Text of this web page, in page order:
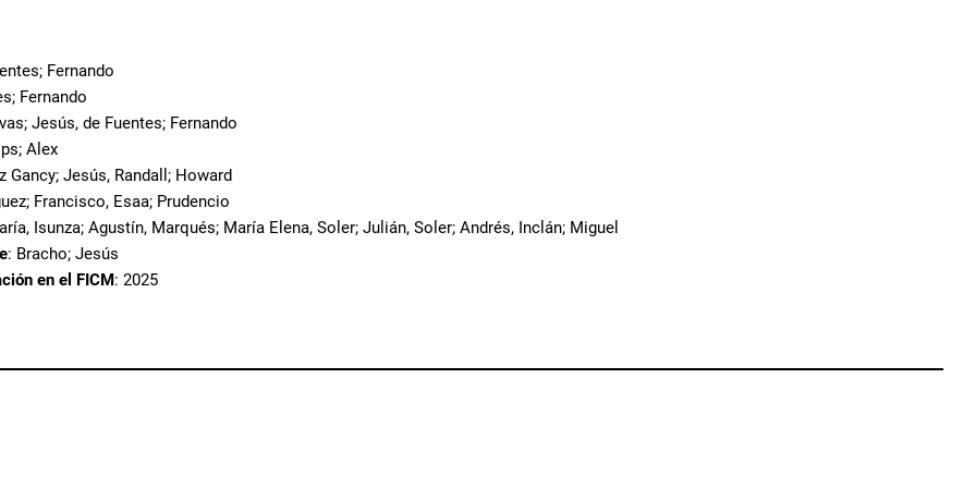
Fernando
Fernando
Jesús, de Fuentes; Fernando
Alex
Gancy; Jesús, Randall; Howard
Francisco, Esaa; Prudencio
Isunza; Agustín, Marqués; María Elena, Soler; Julián, Soler; Andrés, Inclán; Miguel
: Bracho; Jesús
en el FICM: 2025